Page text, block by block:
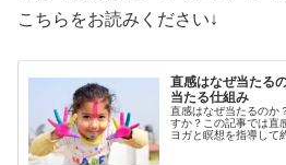
こちらをお読みください↓
直感はなぜ当たる
当たる仕組み
直感はなぜ当たるのか
すか？この記事では直
ヨガと瞑想を指導して